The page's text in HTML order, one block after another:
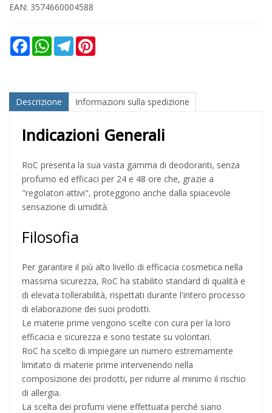
EAN: 3574660004588
FacebookWhatsAppTelegram
Descrizione Informazioni sulla spedizione
Indicazioni Generali
RoC presenta la sua vasta gamma di deodoranti, senza
profumo ed efficaci per 24 e 48 ore che, grazie a
"regolatori attivi", proteggono anche dalla spiacevole
sensazione di umidità.
Filosofia
Per garantire il più alto livello di efficacia cosmetica nella
massima sicurezza, RoC ha stabilito standard di qualità e
di elevata tollerabilità, rispettati durante l'intero processo
di elaborazione dei suoi prodotti.
Le materie prime vengono scelte con cura per la loro
efficacia e sicurezza e sono testate su volontari.
RoC ha scelto di impiegare un numero estremamente
limitato di materie prime intervenendo nella
composizione dei prodotti, per ridurre al minimo il rischio
di allergia.
La scelta dei profumi viene effettuata perché siano